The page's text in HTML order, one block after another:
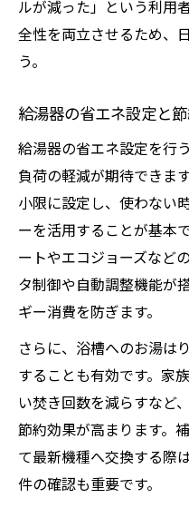
ルが減った」という利用
全性を両立させるため、
う。
給湯器の省エネ設定と
給湯器の省エネ設定を行
負荷の軽減が期待できま
小限に設定し、使わない
ーを活用することが基本
ートやエコジョーズなど
タ制御や自動調整機能が
ギー消費を防ぎます。
さらに、浴槽へのお湯は
することも有効です。家
い焚き回数を減らすなど
節約効果が高まります。
て最新機種へ交換する際
件の確認も重要です。